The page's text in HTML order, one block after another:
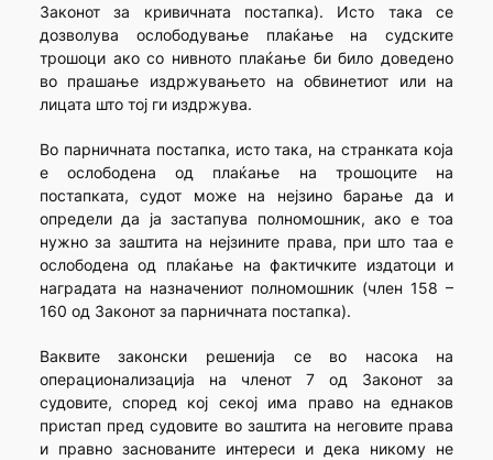
Законот за кривичната постапка). Исто така се
дозволува ослободување плаќање на судските
трошоци ако со нивното плаќање би било доведено
во прашање издржувањето на обвинетиот или на
лицата што тој ги издржува.
Во парничната постапка, исто така, на странката која
е ослободена од плаќање на трошоците на
постапката, судот може на нејзино барање да и
определи да ја застапува полномошник, ако е тоа
нужно за заштита на нејзините права, при што таа е
ослободена од плаќање на фактичките издатоци и
наградата на назначениот полно­мошник (член 158 –
160 од Законот за парничната постапка).
Ваквите законски решенија се во насока на
операциона­ли­зација на членот 7 од Законот за
судовите, според кој секој има право на еднаков
пристап пред судовите во заштита на неговите права
и правно заснованите интереси и дека никому не